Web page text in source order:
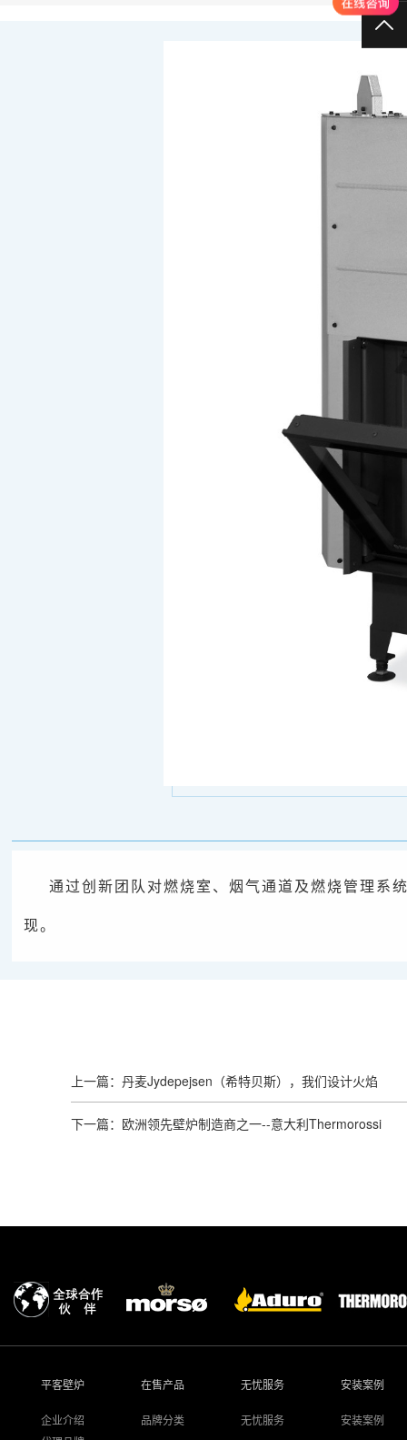
通过创新团队对燃烧室、烟气通道及燃烧管理系
现。
上一篇：丹麦Jydepejsen（希特贝斯），我们设计火焰
下一篇：欧洲领先壁炉制造商之一--意大利Thermorossi
平客壁炉
企业介绍
在售产品
品牌分类
无忧服务
无忧服务
安装案例
安装案例